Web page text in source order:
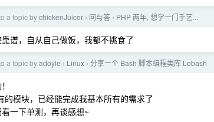
a topic bychickenJuicer › 问与答 › PHP 两年, 想学一门手艺...
谱，自从自己做饭，我都不挑食了
a topic byadoyle › Linux › 分享一个 Bash 脚本编程类库 Lobash
的模块，已经能完成我基本所有的需求了
一下单测，再谈感想~